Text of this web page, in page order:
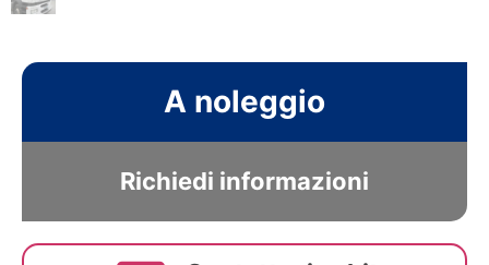
A noleggio
Richiedi informazioni